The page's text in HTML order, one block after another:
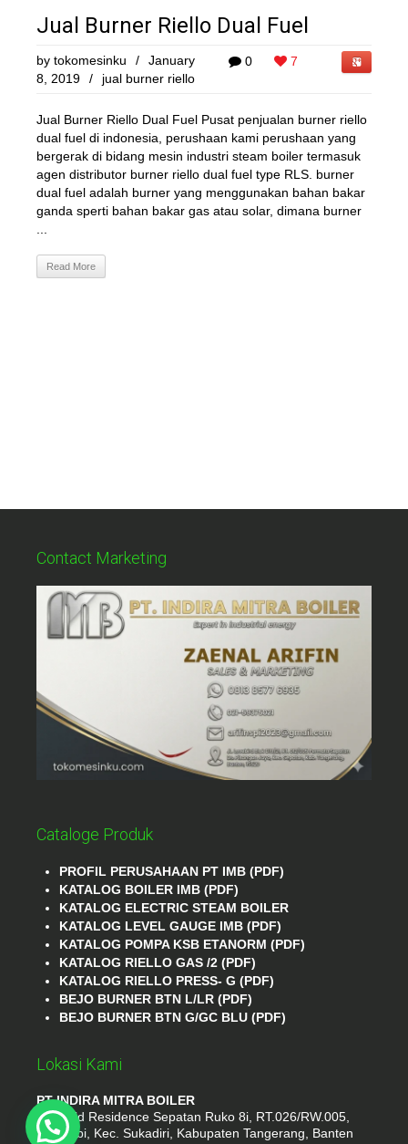
Jual Burner Riello Dual Fuel
0 7
by tokomesinku /
January
8, 2019
/ jual burner riello
Jual Burner Riello Dual Fuel Pusat penjualan burner riello
dual fuel di indonesia, perushaan kami perushaan yang
bergerak di bidang mesin industri steam boiler termasuk
agen distributor burner riello dual fuel type RLS. burner
dual fuel adalah burner yang menggunakan bahan bakar
ganda sperti bahan bakar gas atau solar, dimana burner
Read More
Contact Marketing
Cataloge Produk
PROFIL PERUSAHAAN PT IMB (PDF)
KATALOG BOILER IMB (PDF)
KATALOG ELECTRIC STEAM BOILER
KATALOG LEVEL GAUGE IMB (PDF)
KATALOG POMPA KSB ETANORM (PDF)
KATALOG RIELLO GAS /2 (PDF)
KATALOG RIELLO PRESS- G (PDF)
BEJO BURNER BTN L/LR (PDF)
BEJO BURNER BTN G/GC BLU (PDF)
Lokasi Kami
PT INDIRA MITRA BOILER
Emerald Residence Sepatan Ruko 8i, RT.026/RW.005,
Kosambi, Kec. Sukadiri, Kabupaten Tangerang, Banten